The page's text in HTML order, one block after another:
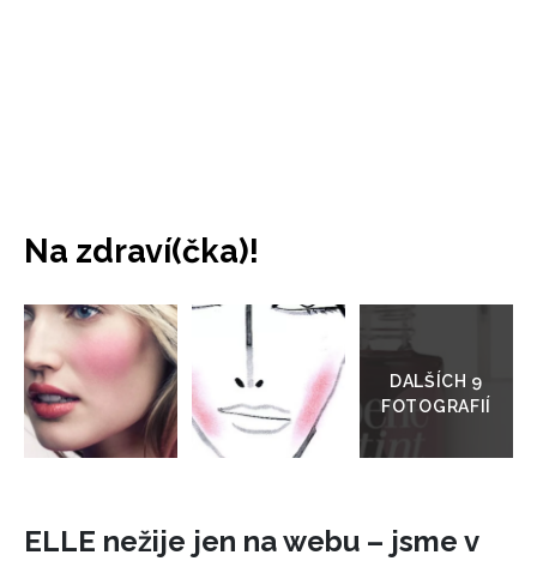
INFORMACE
REDAKCE
Na zdraví(čka)!
galerie
ELLE nežije jen na webu – jsme v